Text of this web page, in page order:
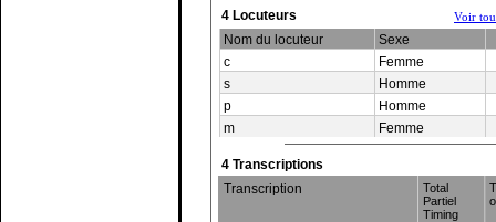
4 Locuteurs
Nom du locuteur
Sexe
c
Femme
s
Homme
p
Homme
m
Femme
4 Transcriptions
Transcription
Total
Partiel
Timing
Voir